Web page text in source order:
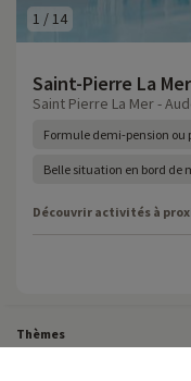
1 / 14
Saint-Pierre La
Saint Pierre La Mer -
Formule demi-pension ou
Belle situation en bord de
Découvrir activités à
Thèmes